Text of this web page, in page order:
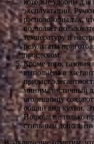
которые удобны для
эксплуатации.
расположены так,
позволяет
температуру и
результаты
процессом.
Кроме того, газовая
выполнена в
придаст
минималистичный
столешницу
общий вид кухни.
Hotpoint не только
стильным